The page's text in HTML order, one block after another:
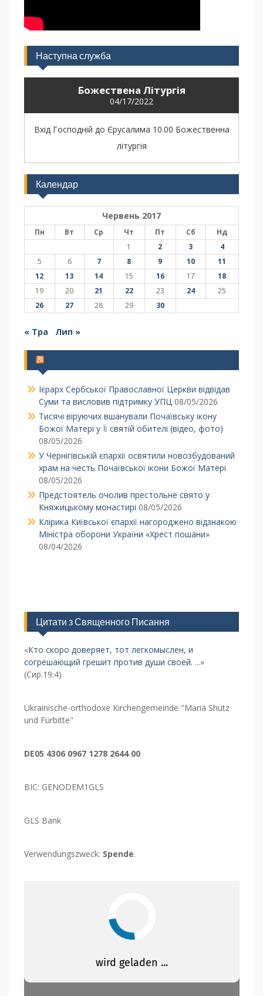
Наступна служба
Божествена Літургія
04/17/2022
Вхід Господній до Єрусалима 10.00 Божественна
літургія
Календар
Червень 2017
Пн Вт Ср Чт Пт Сб
Нд
1
2 3
4
5
6 7 8 9 10
11
12
13 14 15 16 17
18
19
20 21 22 23 24
25
26
27 28 29 30
« Тра Лип »
Ієрарх Сербської Православної Церкви відвідав
Суми та висловив підтримку УПЦ 08/05/2026
Тисячі віруючих вшанували Почаївську ікону
Божої Матері у Її святій обителі (відео, фото)
08/05/2026
У Чернігівській єпархії освятили новозбудований
храм на честь Почаївської ікони Божої Матері
08/05/2026
Предстоятель очолив престольне свято у
Княжицькому монастирі 08/05/2026
Клірика Київської єпархії нагороджено відзнакою
Міністра оборони України «Хрест пошани»
08/04/2026
Цитати з Священного Писання
«Кто скоро доверяет, тот легкомыслен, и
согрешающий грешит против души своей. ...»
(Сир.19:4)
Ukrainische-orthodoxe Kirchengemeinde "Mariä Shutz
und Fürbitte"
DE05 4306 0967 1278 2644 00
BIC: GENODEM1GLS
GLS Bank
Verwendungszweck: Spende.